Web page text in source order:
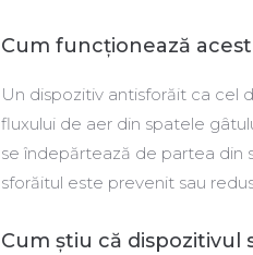
Cum funcționează
Un dispozitiv antisforăit ca cel
fluxului de aer din spatele
se îndepărtează de partea din
sforăitul este prevenit sau
Cum știu că dispozitivul